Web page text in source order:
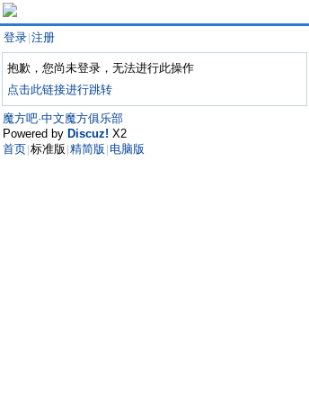
登录 注册
抱歉，您尚未登录，无法进行此操作
点击此链接进行跳转
魔方吧·中文魔方俱乐部
Powered by Discuz! X2
首页 标准版 精简版 电脑版